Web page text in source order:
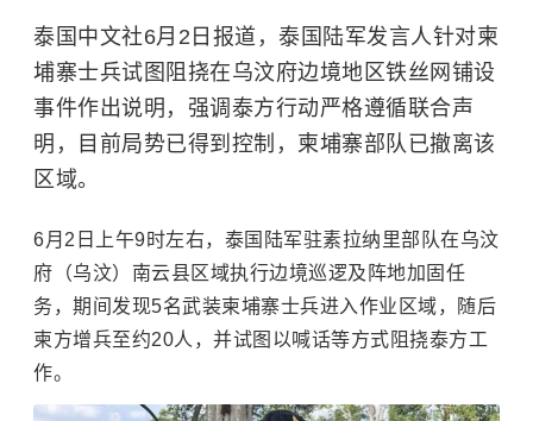
泰国中文社6月2日报道，泰国陆军发言人针对柬
埔寨士兵试图阻挠在乌汶府边境地区铁丝网铺设
事件作出说明，强调泰方行动严格遵循联合声
明，目前局势已得到控制，柬埔寨部队已撤离该
区域。
6月2日上午9时左右，泰国陆军驻素拉纳里部队在乌汶
府（乌汶）南云县区域执行边境巡逻及阵地加固任
务，期间发现5名武装柬埔寨士兵进入作业区域，随后
柬方增兵至约20人，并试图以喊话等方式阻挠泰方工
作。